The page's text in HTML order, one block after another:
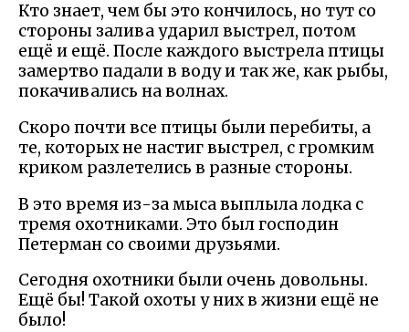
Кто знает, чем бы это кончилось, но тут со
стороны залива ударил выстрел, потом
ещё и ещё. После каждого выстрела птицы
замертво падали в воду и так же, как рыбы,
покачивались на волнах.
Скоро почти все птицы были перебиты, а
те, которых не настиг выстрел, с громким
криком разлетелись в разные стороны.
В это время из-за мыса выплыла лодка с
тремя охотниками. Это был господин
Петерман со своими друзьями.
Сегодня охотники были очень довольны.
Ещё бы! Такой охоты у них в жизни ещё не
было!